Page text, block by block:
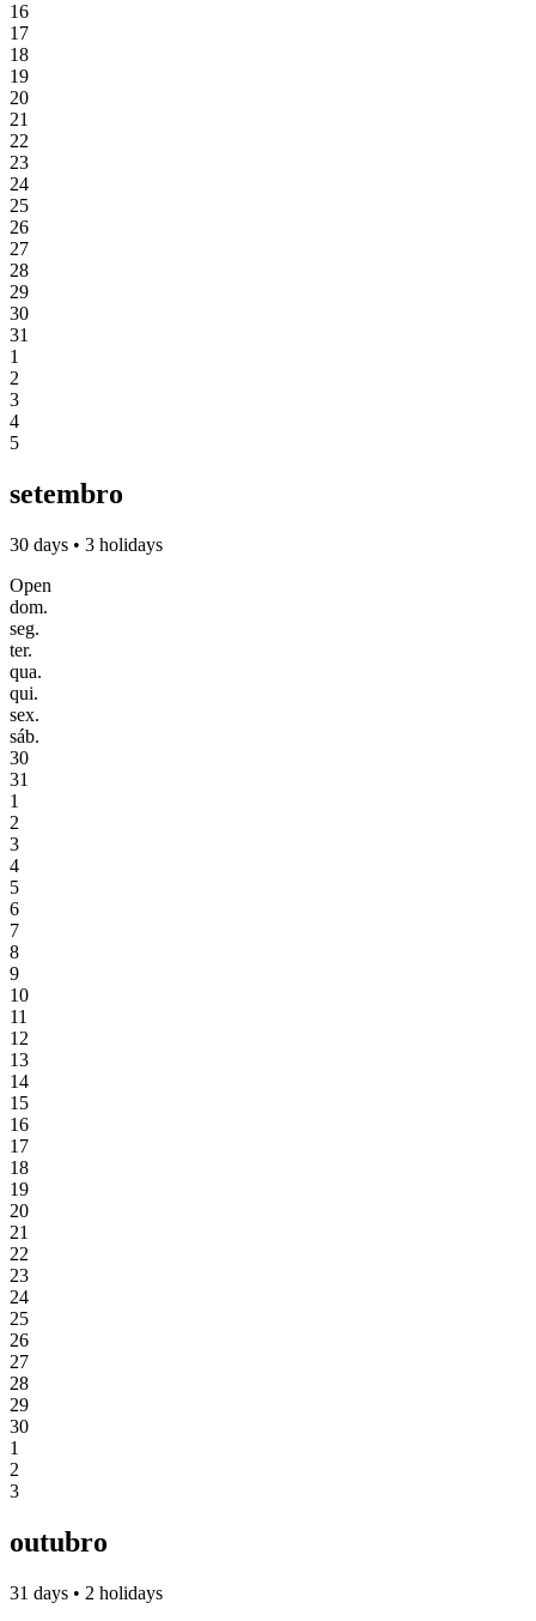
16
17
18
19
20
21
22
23
24
25
26
27
28
29
30
31
1
2
3
4
5
setembro
30 days • 3 holidays
Open
dom.
seg.
ter.
qua.
qui.
sex.
sáb.
30
31
1
2
3
4
5
6
7
8
9
10
11
12
13
14
15
16
17
18
19
20
21
22
23
24
25
26
27
28
29
30
1
2
3
outubro
31 days • 2 holidays